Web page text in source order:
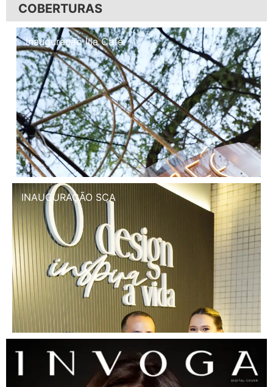
COBERTURAS
Inauguração Illa Café
INAUGURAÇÃO SCA